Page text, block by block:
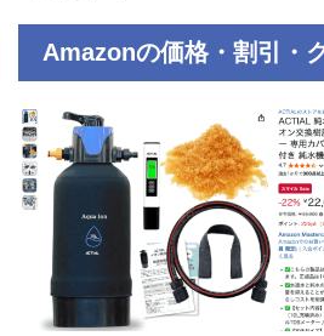
Amazonの価格・割引・